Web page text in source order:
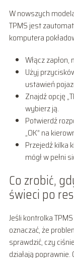
W nowszych
TPMS jest
komputera
Włącz
Użyj
ustawień
Znajdź opcję
wybierz ją.
Potwierdź
„OK” na
Przejedź kilka
mógł w pełni
Co zrobić,
świeci po
Jeśli kontrolka
oznaczać, że
sprawdzić, czy
działają